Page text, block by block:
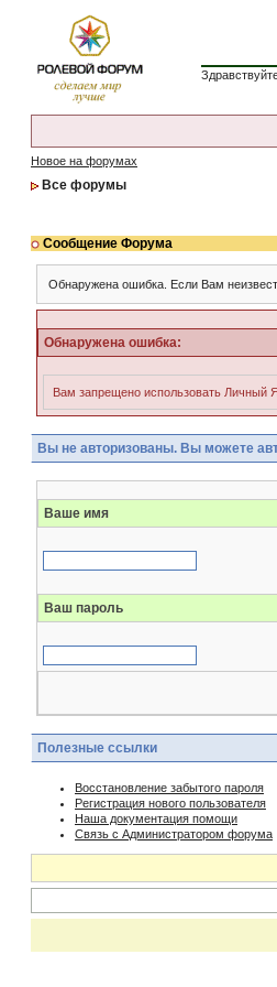
Новое на форумах
Все форумы
Сообщение Форума
Обнаружена ошибка. Если Вам
Обнаружена ошибка:
Вам запрещено использовать Личный
Вы не авторизованы. Вы можете
Ваше имя
Ваш пароль
Полезные ссылки
Восстановление забытого пароля
Регистрация нового пользователя
Наша документация помощи
Связь с Администратором форума